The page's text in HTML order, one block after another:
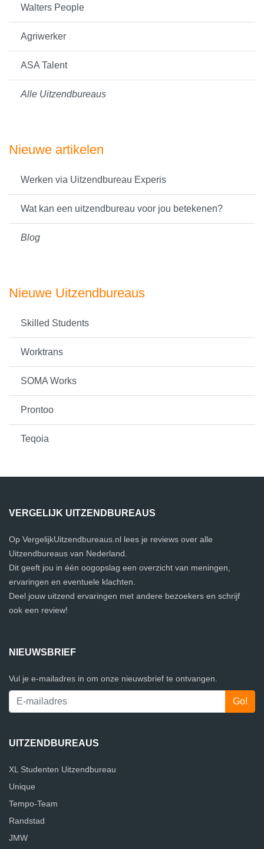
Walters People
Agriwerker
ASA Talent
Alle Uitzendbureaus
Nieuwe artikelen
Werken via Uitzendbureau Experis
Wat kan een uitzendbureau voor jou betekenen?
Blog
Nieuwe Uitzendbureaus
Skilled Students
Worktrans
SOMA Works
Prontoo
Teqoia
VERGELIJK UITZENDBUREAUS
Op VergelijkUitzendbureaus.nl lees je reviews over alle
Uitzendbureaus van Nederland.
Dit geeft jou in één oogopslag een overzicht van meningen,
ervaringen en eventuele klachten.
Deel jouw uitzend ervaringen met andere bezoekers en schrijf
ook een review!
NIEUWSBRIEF
Vul je e-mailadres in om onze nieuwsbrief te ontvangen.
UITZENDBUREAUS
XL Studenten Uitzendbureau
Unique
Tempo-Team
Randstad
JMW